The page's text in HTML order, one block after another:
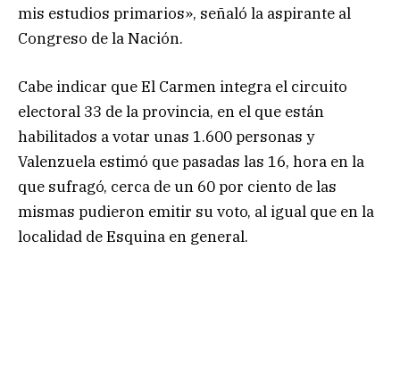
mis estudios primarios», señaló la aspirante al
Congreso de la Nación.
Cabe indicar que El Carmen integra el circuito
electoral 33 de la provincia, en el que están
habilitados a votar unas 1.600 personas y
Valenzuela estimó que pasadas las 16, hora en la
que sufragó, cerca de un 60 por ciento de las
mismas pudieron emitir su voto, al igual que en la
localidad de Esquina en general.